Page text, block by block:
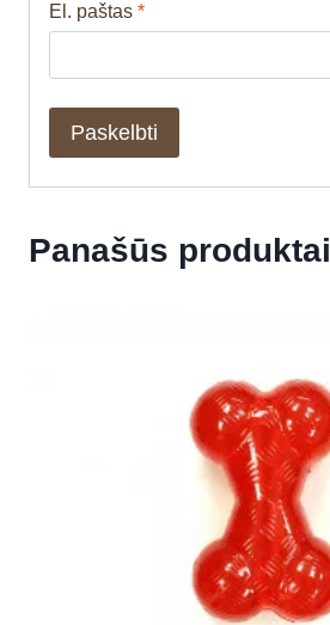
El. paštas *
Panašūs produktai